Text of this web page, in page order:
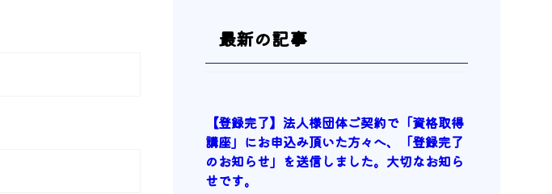
最新の記事
【登録完了】法人様団体ご契約で「資格取得
講座」にお申込み頂いた方々へ、「登録完了
のお知らせ」を送信しました。大切なお知ら
せです。